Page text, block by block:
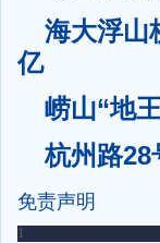
海大浮山
亿
崂山“地
杭州路
免责声明